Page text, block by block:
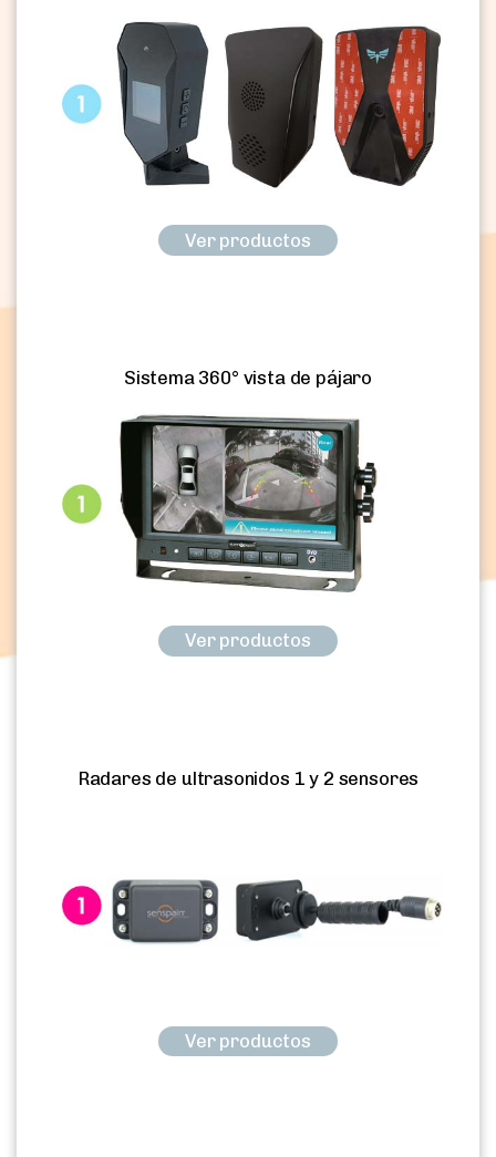
Ver productos
Sistema 360° vista de pájaro
Ver productos
Radares de ultrasonidos 1 y 2 sensores
Ver productos